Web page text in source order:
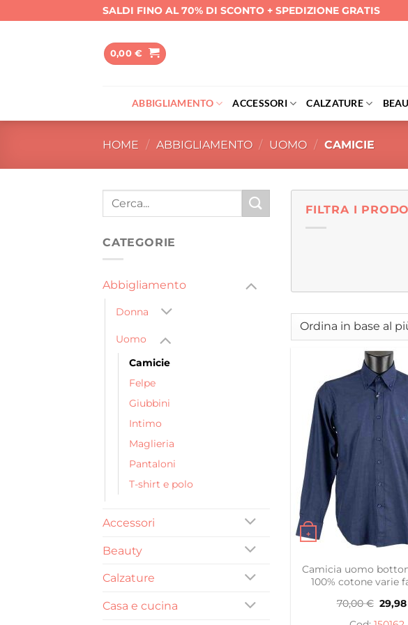
ai
SALDI FINO AL 70% DI SCONTO + SPEDIZIONE GRATIS
0,00€
ABBIGLIAMENTO ACCESSORI CALZATURE
HOME / ABBIGLIAMENTO / UOMO / CAMICIE
Cerca:
CATEGORIE
Abbigliamento
Donna
Uomo
Camicie
Felpe
Giubbini
Intimo
Maglieria
Pantaloni
T-shirt e polo
Accessori
Beauty
Calzature
Casa e cucina
FILTRA I
+
Questo prodotto ha
Camicia uomo
100% cotone varie
70,00€ Il
prezzo
29,98